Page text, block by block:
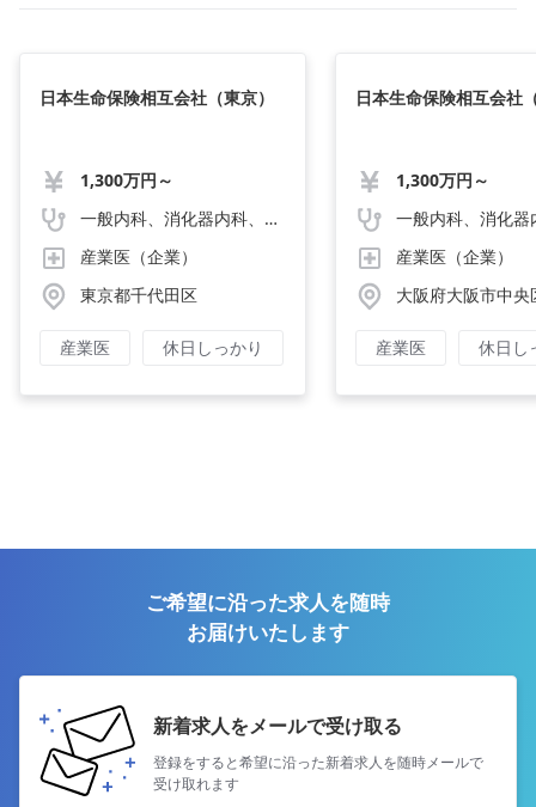
日本生命保険相互会社（東京）
1,300万円～
一般内科、消化器内科、循環器内科、呼吸器内科、血液内科、心療内科、脳神経内科、内分泌内科、老人内科、一般外科、消化器外科、心臓外科、呼吸器外科、脳神経外科、整形外科、形成外科、リハビリテーション科、小児科、産婦人科、婦人科、精神科、眼科、耳鼻咽喉科、皮膚科、泌尿器科、放射線科、人工透析、麻酔科、美容外科、人間ドック・検診、その他
産業医（企業）
東京都千代田区
産業医 休日しっかり
日本生命保険相互会社
1,300万円～
産業医（企業）
大阪府大阪市中央
産業医 休日し
ご希望に沿った求人を随時
お届けいたします
新着求人をメールで受け取る
登録をすると希望に沿った新着求人を随時メールで
受け取れます